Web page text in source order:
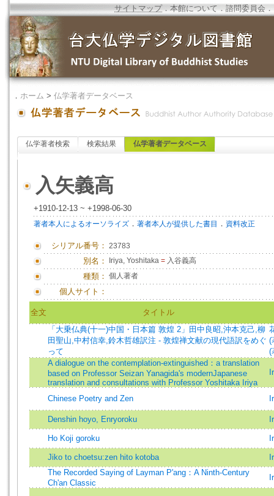
サイトマップ．本館について ．諮問委員会 ．
． ホーム > 仏学著者データベース
仏学著者検索 検索結果 仏学著者データベース
入矢義高
+1910-12-13 ~ +1998-06-30
著者本人によるオーソライズ ． 著者本人が提供した書目 ． 資料改正
シリアル番号： 23783
別名： Iriya, Yoshitaka = 入谷義高
種類： 個人著者
個人サイト：
全文
タイトル
「大乗仏典(十一)中国・日本篇 敦煌 2」田中良昭,沖本克己,柳
田聖山,中村信幸,鈴木哲雄訳注 - 敦煌禅文献の現代語訳をめぐ
って
(
(
A dialogue on the contemplation-extinguished：a translation
based on Professor Seizan Yanagida's modernJapanese
translation and consultations with Professor Yoshitaka Iriya
Chinese Poetry and Zen
Denshin hoyo, Enryoroku
Ho Koji goroku
Jiko to choetsu:zen hito kotoba
The Recorded Saying of Layman P'ang：A Ninth-Century
Ch'an Classic